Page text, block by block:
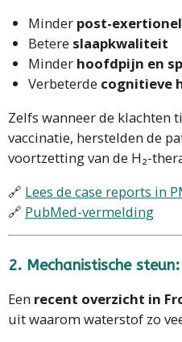
Minder post-
Betere slaapkwaliteit
Minder hoofdpijn en
Verbeterde cognitieve
Zelfs wanneer de klachten
vaccinatie, herstelden de
voortzetting van de H₂-
🔗 Lees de case reports in
🔗 PubMed-vermelding
2. Mechanistische
Een recent overzicht in
uit waarom waterstof zo